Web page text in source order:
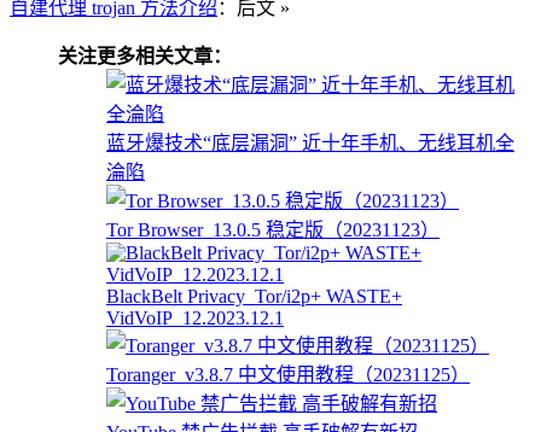
自建代理 trojan 方法介绍 ：后文 »
关注更多相关文章：
蓝牙爆技术“底层漏洞” 近十年手机、无线耳机全
淪陷
Tor Browser_13.0.5 稳定版（20231123）
BlackBelt Privacy_Tor/i2p+ WASTE+
VidVoIP_12.2023.12.1
Toranger_v3.8.7 中文使用教程（20231125）